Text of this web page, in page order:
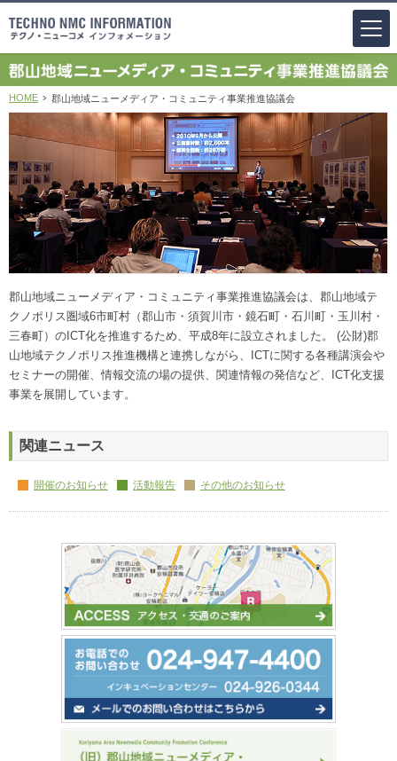
HOME 郡山地域ニューメディア・コミュニティ事業推進協議会
郡山地域ニューメディア・コミュニティ事業推進協議会は、郡山地域テ
クノポリス圏域6市町村（郡山市・須賀川市・鏡石町・石川町・玉川村・
三春町）のICT化を推進するため、平成8年に設立されました。 (公財)郡
山地域テクノポリス推進機構と連携しながら、ICTに関する各種講演会や
セミナーの開催、情報交流の場の提供、関連情報の発信など、ICT化支援
事業を展開しています。
関連ニュース
開催のお知らせ 活動報告 その他のお知らせ